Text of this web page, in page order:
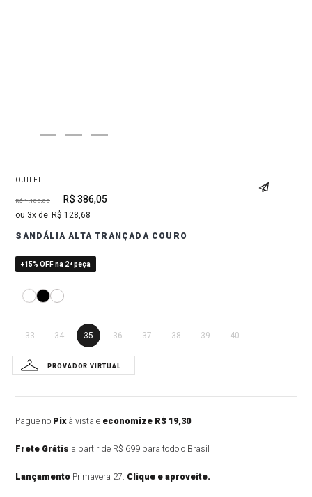
OUTLET
R$ 1.103,00 R$386,05
3 R$ 128,68
SANDÁLIA ALTA TRANÇADA COURO
+15% OFF na 2ª peça
33 34 35 36 37 38 39 40
Pague no Pixà vista e economize R$ 19,30
Frete Grátis a partir de R$ 699 para todo o Brasil
Lançamento Primavera 27. Clique e aproveite.